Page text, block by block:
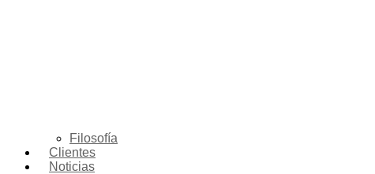
Filosofía
Clientes
Noticias